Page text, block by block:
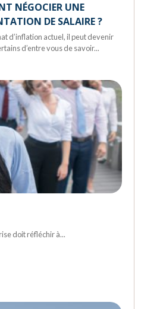
NÉGOCIER UNE
DE SALAIRE ?
d’inflation actuel, il peut devenir
d’entre vous de savoir...
doit réfléchir à...